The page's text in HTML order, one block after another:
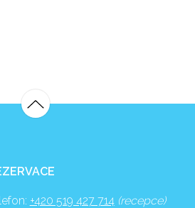
+420 519 427 714 (recepce)